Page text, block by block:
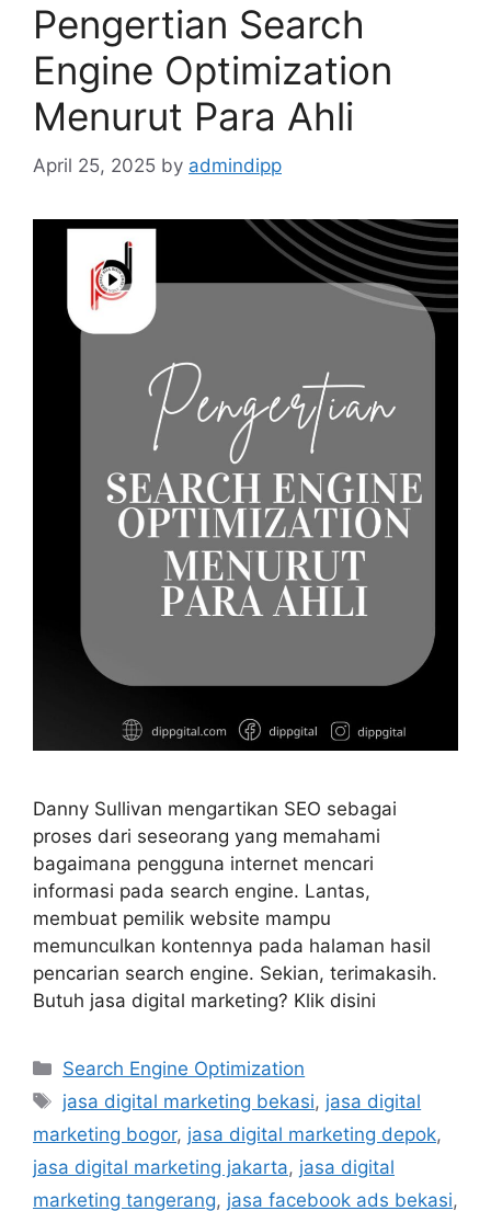
Pengertian Search
Engine Optimization
Menurut Para Ahli
April 25, 2025 by admindipp
Danny Sullivan mengartikan SEO sebagai
proses dari seseorang yang memahami
bagaimana pengguna internet mencari
informasi pada search engine. Lantas,
membuat pemilik website mampu
memunculkan kontennya pada halaman hasil
pencarian search engine. Sekian, terimakasih.
Butuh jasa digital marketing? Klik disini
Search Engine Optimization
jasa digital marketing bekasi, jasa digital
marketing bogor, jasa digital marketing depok,
jasa digital marketing jakarta, jasa digital
marketing tangerang, jasa facebook ads bekasi,